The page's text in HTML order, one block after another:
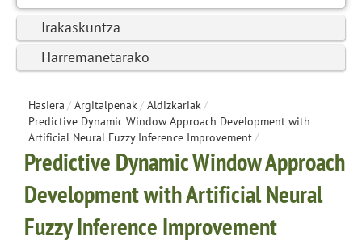
Irakaskuntza
Harremanetarako
Hasiera / Argitalpenak/ Aldizkariak/
Predictive Dynamic Window Approach Development with
Artificial Neural Fuzzy Inference Improvement/
Predictive Dynamic Window Approach
Development with Artificial Neural
Fuzzy Inference Improvement